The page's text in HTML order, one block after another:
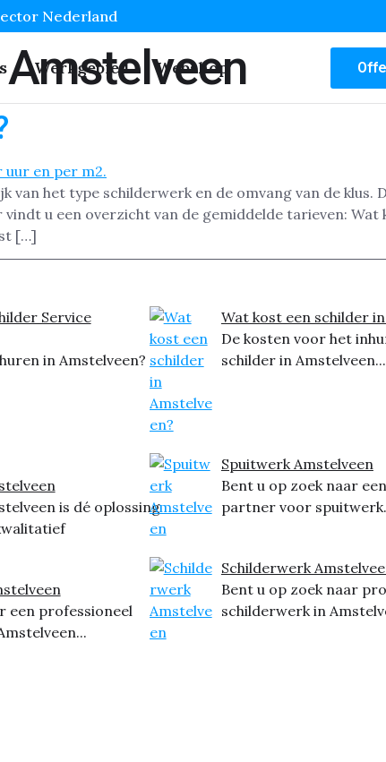
Nederland
Werkgebied Webshop
Amstelveen
van het type schilderwerk en de omvang van de klus.
u een overzicht van de gemiddelde tarieven: Wat
[…]
Service
in Amstelveen?
is dé oplossing
een professioneel
Wat kost een schilder
De kosten voor het
schilder in Amstelveen...
Spuitwerk Amstelveen
Bent u op zoek naar
partner voor
Schilderwerk
Bent u op zoek naar
schilderwerk in